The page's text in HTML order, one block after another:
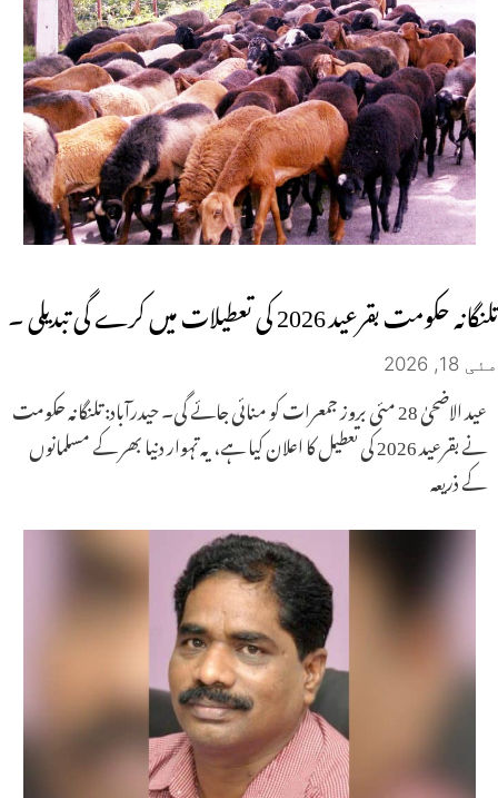
تلنگانہ حکومت بقرعید 2026 کی تعطیلات میں کرے گی تبدیلی ۔
مئی 18, 2026
عید الاضحیٰ 28 مئی بروز جمعرات کو منائی جائے گی۔ حیدرآباد: تلنگانہ حکومت
نے بقرعید 2026 کی تعطیل کا اعلان کیا ہے، یہ تہوار دنیا بھر کے مسلمانوں
کے ذریعہ